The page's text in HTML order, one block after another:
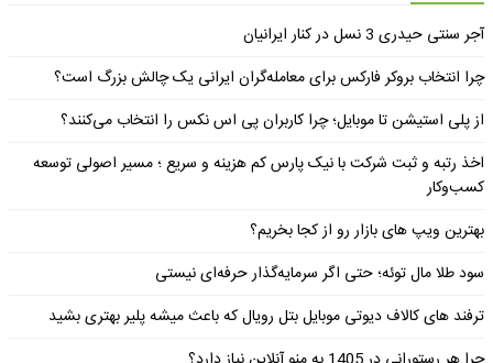
آجر سنتی حیدری 3 نسل در کنار ایرانیان
چرا انتخاب بروکر فارکس برای معامله‌گران ایرانی یک چالش بزرگ است؟
از پلی استیشن تا موبایل؛ چرا کاربران پی اس نکس را انتخاب می‌کنند؟
اخذ رتبه و ثبت شرکت با نیک پارس کم هزینه و سریع ؛ مسیر اصولی توسعه
کسب‌وکار
بهترین ویپ های بازار رو از کجا بخریم؟
سود طلا مال توئه؛ حتی اگر سرمایه‌گذار حرفه‌ای نیستی
ترفند های کالاف دیوتی موبایل بتل رویال که باعث میشه پلیر بهتری بشید